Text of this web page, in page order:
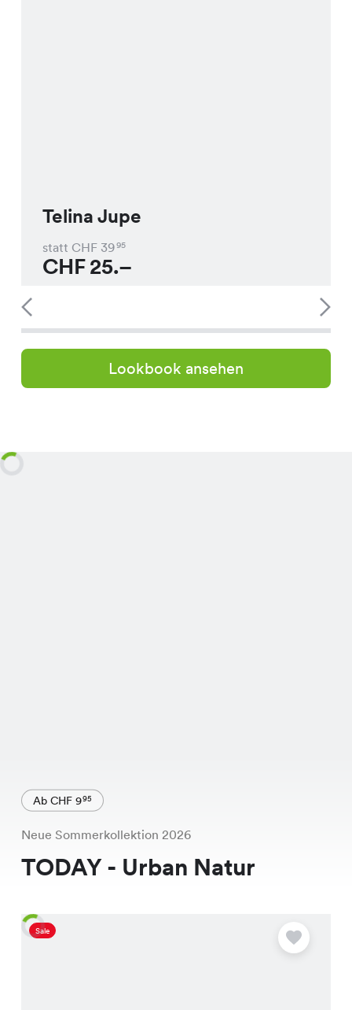
Telina Jupe
statt CHF 3995
CHF25.–
Lookbook ansehen
Ab CHF 995
Neue Sommerkollektion 2026
TODAY - Urban Natur
Sale